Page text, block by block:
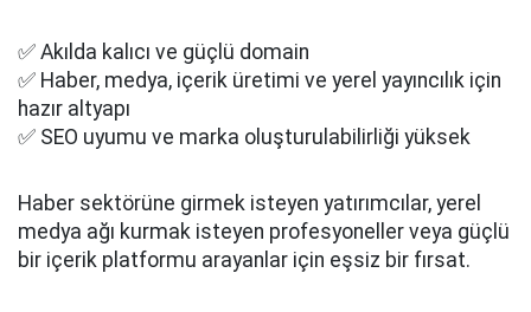
✅ Akılda kalıcı ve güçlü domain
✅ Haber, medya, içerik üretimi ve yerel yayıncılık için
hazır altyapı
✅ SEO uyumu ve marka oluşturulabilirliği yüksek
Haber sektörüne girmek isteyen yatırımcılar, yerel
medya ağı kurmak isteyen profesyoneller veya güçlü
bir içerik platformu arayanlar için eşsiz bir fırsat.